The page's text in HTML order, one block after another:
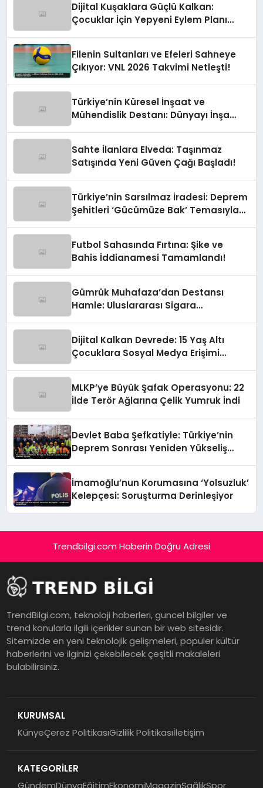
Dijital Kuşaklara Güçlü Kalkan:
Çocuklar İçin Yepyeni Eylem Planı
Filenin Sultanları ve Efeleri Sahneye
Çıkıyor: VNL 2026 Takvimi Netleşti!
Türkiye’nin Küresel İnşaat ve
Mühendislik Destanı: Dünyayı İnşa
Sahte İlanlara Elveda: Taşınmaz
Satışında Yeni Güven Çağı Başladı!
Türkiye’nin Sarsılmaz İradesi: Deprem
Şehitleri ‘Gücümüze Bak’ Temasıyla
Futbol Sahasında Fırtına: Şike ve
Bahis İddianamesi Tamamlandı!
Gümrük Muhafaza’dan Destansı
Hamle: Uluslararası Sigara
Dijital Kalkan Devrede: 15 Yaş Altı
Çocuklara Sosyal Medya Erişimi
MLKP’ye Büyük Şafak Operasyonu: 22
İlde Terör Ağlarına Çelik Yumruk İndi
Devlet Baba Şefkatiyle: Türkiye’nin
Deprem Sonrası Yeniden Yükseliş
İmamoğlu’nun Korumasına ‘Yolsuzluk’
Kelepçesi: Soruşturma Derinleşiyor
Trendbilgi.com Haberin Doğru Adresi
TrendBilgi.com, teknoloji haberleri, güncel bilgiler ve
trend konularla ilgili içerikler sunan bir web sitesidir.
Sitemizde en yeni teknolojik gelişmeleri, popüler kültür
haberlerini ve ilginizi çekebilecek çeşitli makaleleri
bulabilirsiniz.
KURUMSAL
KünyeÇerez PolitikasıGizlilik Politikasıİletişim
KATEGORİLER
GündemDünyaEğitimEkonomiMagazinSağlıkSpor